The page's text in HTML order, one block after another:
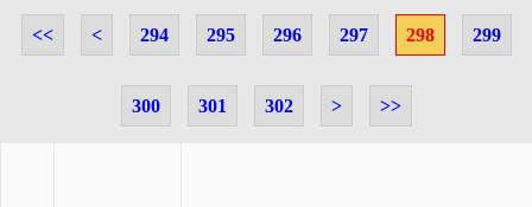
<< < 294 295 296 297 298 299
300 301 302 > >>